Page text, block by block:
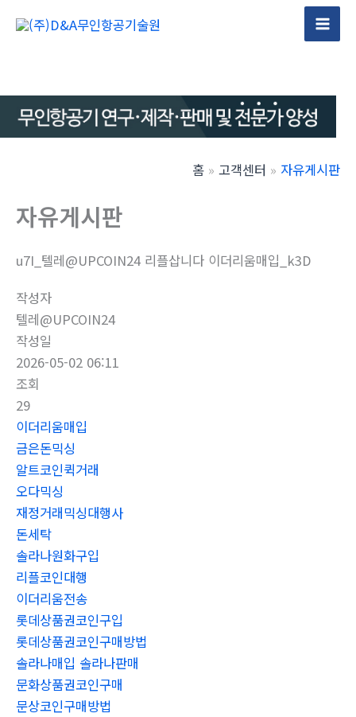
건
뛰
Main
홈 고객센터 자유게시판
자유게시판
u7I_텔레@UPCOIN24 리플삽니다 이더리움매입_k3D
작성자
텔레@UPCOIN24
작성일
2026-05-02 06:11
조회
29
이더리움매입
금은돈믹싱
알트코인퀵거래
오다믹싱
재정거래믹싱대행사
돈세탁
솔라나원화구입
리플코인대행
이더리움전송
롯데상품권코인구입
롯데상품권코인구매방법
솔라나매입 솔라나판매
문화상품권코인구매
문상코인구매방법